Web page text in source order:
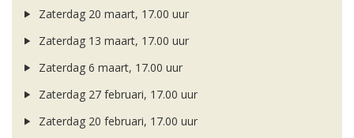
Zaterdag 20 maart, 17.00 uur
Zaterdag 13 maart, 17.00 uur
Zaterdag 6 maart, 17.00 uur
Zaterdag 27 februari, 17.00 uur
Zaterdag 20 februari, 17.00 uur